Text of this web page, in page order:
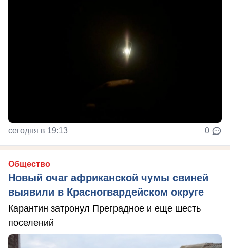
сегодня в 19:13 0
Общество
Новый очаг африканской чумы свиней
выявили в Красногвардейском округе
Карантин затронул Преградное и еще шесть
поселений